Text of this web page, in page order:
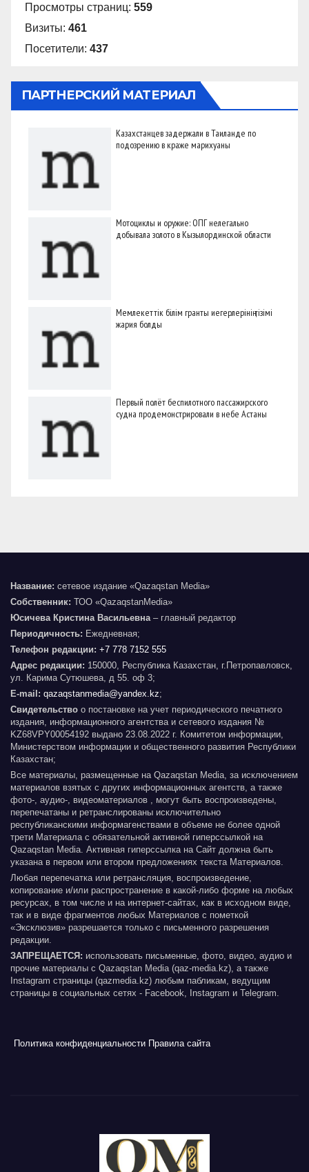
Просмотры страниц: 559
Визиты: 461
Посетители: 437
ПАРТНЕРСКИЙ МАТЕРИАЛ
Казахстанцев задержали в Таиланде по
подозрению в краже марихуаны
Мотоциклы и оружие: ОПГ нелегально
добывала золото в Кызылординской области
Мемлекеттік білім гранты иегерлерінің тізімі
жария болды
Первый полёт беспилотного пассажирского
судна продемонстрировали в небе Астаны
Название: сетевое издание «Qazaqstan Media»
Собственник: ТОО «QazaqstanMedia»
Юсичева Кристина Васильевна – главный редактор
Периодичность: Ежедневная;
Телефон редакции: +7 778 7152 555
Адрес редакции: 150000, Республика Казахстан, г.Петропавловск,
ул. Карима Сутюшева, д 55. оф 3;
E-mail: qazaqstanmedia@yandex.kz;
Свидетельство о постановке на учет периодического печатного
издания, информационного агентства и сетевого издания №
KZ68VPY00054192 выдано 23.08.2022 г. Комитетом информации,
Министерством информации и общественного развития Республики
Казахстан;
Все материалы, размещенные на Qazaqstan Media, за исключением
материалов взятых с других информационных агентств, а также
фото-, аудио-, видеоматериалов , могут быть воспроизведены,
перепечатаны и ретранслированы исключительно
республиканскими информагенствами в объеме не более одной
трети Материала с обязательной активной гиперссылкой на
Qazaqstan Media. Активная гиперссылка на Сайт должна быть
указана в первом или втором предложениях текста Материалов.
Любая перепечатка или ретрансляция, воспроизведение,
копирование и/или распространение в какой-либо форме на любых
ресурсах, в том числе и на интернет-сайтах, как в исходном виде,
так и в виде фрагментов любых Материалов с пометкой
«Эксклюзив» разрешается только с письменного разрешения
редакции.
ЗАПРЕЩАЕТСЯ: использовать письменные, фото, видео, аудио и
прочие материалы с Qazaqstan Media (qaz-media.kz), а также
Instagram страницы (qazmedia.kz) любым пабликам, ведущим
страницы в социальных сетях - Facebook, Instagram и Telegram.
Политика конфиденциальности Правила сайта